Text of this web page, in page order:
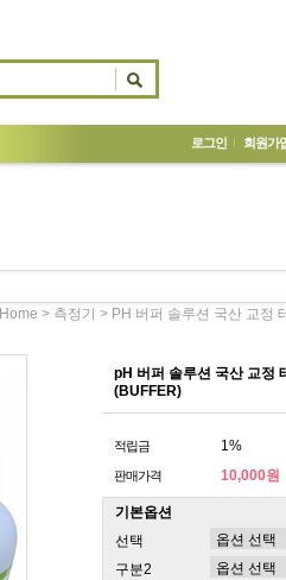
로그인 회원가
Home > 측정기 > PH 버퍼 솔루션 국산 교정
pH 버퍼 솔루션 국산 교정
(BUFFER)
적립금 1%
판매가격 10,000원
기본옵션
선택
구분2